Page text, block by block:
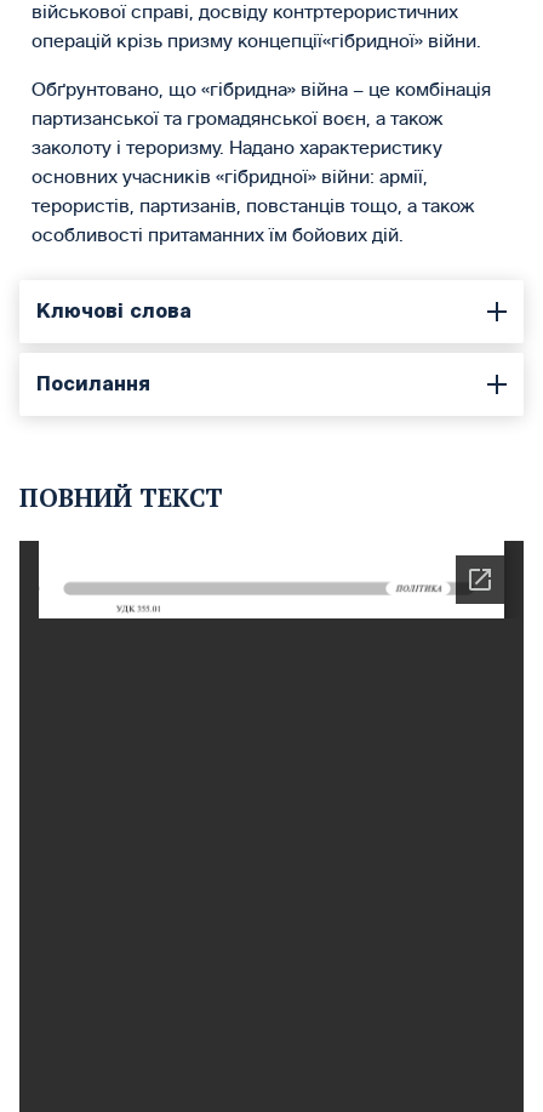
військової справі, досвіду контртерористичних
операцій крізь призму концепції«гібридної» війни.
Обґрунтовано, що «гібридна» війна – це комбінація
партизанської та громадянської воєн, а також
заколоту і тероризму. Надано характеристику
основних учасників «гібридної» війни: армії,
терористів, партизанів, повстанців тощо, а також
особливості притаманних їм бойових дій.
Ключові слова
Посилання
ПОВНИЙ ТЕКСТ